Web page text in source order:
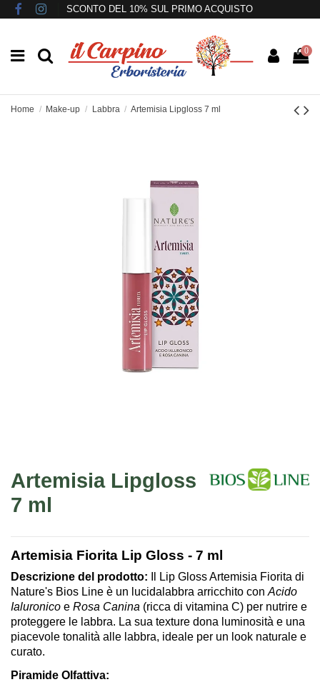
SCONTO DEL 10% SUL PRIMO ACQUISTO
0
Home Make-up Labbra Artemisia Lipgloss 7 ml
Artemisia Lipgloss
7 ml
Artemisia Fiorita Lip Gloss - 7 ml
Descrizione del prodotto: Il Lip Gloss Artemisia Fiorita di
Nature's Bios Line è un lucidalabbra arricchito con Acido
Ialuronico e Rosa Canina (ricca di vitamina C) per nutrire e
proteggere le labbra. La sua texture dona luminosità e una
piacevole tonalità alle labbra, ideale per un look naturale e
curato.
Piramide Olfattiva: